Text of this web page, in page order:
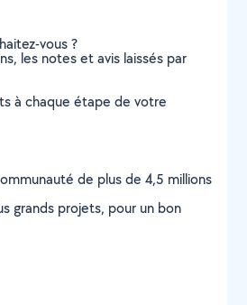
vous ?
les notes et avis laissés par
à chaque étape de votre
de plus de 4,5 millions
grands projets, pour un bon